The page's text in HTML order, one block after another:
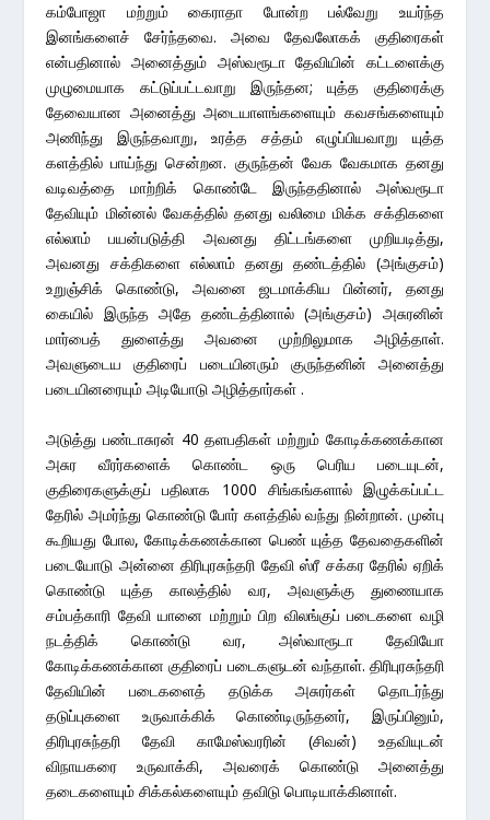
கம்போஜா மற்றும் கைராதா போன்ற பல்வேறு உயர்ந்த
இனங்களைச் சேர்ந்தவை. அவை தேவலோகக் குதிரைகள்
என்பதினால் அனைத்தும் அஸ்வரூடா தேவியின் கட்டளைக்கு
முழுமையாக கட்டுப்பட்டவாறு இருந்தன; யுத்த குதிரைக்கு
தேவையான அனைத்து அடையாளங்களையும் கவசங்களையும்
அணிந்து இருந்தவாறு, உரத்த சத்தம் எழுப்பியவாறு யுத்த
களத்தில் பாய்ந்து சென்றன. குருந்தன் வேக வேகமாக தனது
வடிவத்தை மாற்றிக் கொண்டே இருந்ததினால் அஸ்வரூடா
தேவியும் மின்னல் வேகத்தில் தனது வலிமை மிக்க சக்திகளை
எல்லாம் பயன்படுத்தி அவனது திட்டங்களை முறியடித்து,
அவனது சக்திகளை எல்லாம் தனது தண்டத்தில் (அங்குசம்)
உறுஞ்சிக் கொண்டு, அவனை ஜடமாக்கிய பின்னர், தனது
கையில் இருந்த அதே தண்டத்தினால் (அங்குசம்) அசுரனின்
மார்பைத் துளைத்து அவனை முற்றிலுமாக அழித்தாள்.
அவளுடைய குதிரைப் படையினரும் குருந்தனின் அனைத்து
படையினரையும் அடியோடு அழித்தார்கள் .
அடுத்து பண்டாசுரன் 40 தளபதிகள் மற்றும் கோடிக்கணக்கான
அசுர வீரர்களைக் கொண்ட ஒரு பெரிய படையுடன்,
குதிரைகளுக்குப் பதிலாக 1000 சிங்கங்களால் இழுக்கப்பட்ட
தேரில் அமர்ந்து கொண்டு போர் களத்தில் வந்து நின்றான். முன்பு
கூறியது போல, கோடிக்கணக்கான பெண் யுத்த தேவதைகளின்
படையோடு அன்னை திரிபுரசுந்தரி தேவி ஸ்ரீ சக்கர தேரில் ஏறிக்
கொண்டு யுத்த காலத்தில் வர, அவளுக்கு துணையாக
சம்பத்காரி தேவி யானை மற்றும் பிற விலங்குப் படைகளை வழி
நடத்திக் கொண்டு வர, அஸ்வாரூடா தேவியோ
கோடிக்கணக்கான குதிரைப் படைகளுடன் வந்தாள். திரிபுரசுந்தரி
தேவியின் படைகளைத் தடுக்க அசுரர்கள் தொடர்ந்து
தடுப்புகளை உருவாக்கிக் கொண்டிருந்தனர், இருப்பினும்,
திரிபுரசுந்தரி தேவி காமேஸ்வரரின் (சிவன்) உதவியுடன்
விநாயகரை உருவாக்கி, அவரைக் கொண்டு அனைத்து
தடைகளையும் சிக்கல்களையும் தவிடு பொடியாக்கினாள்.